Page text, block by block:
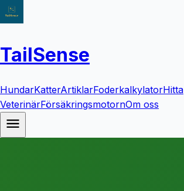
TailSense
HundarKatterArtiklarFoderkalkylatorHitta
VeterinärFörsäkringsmotornOm oss